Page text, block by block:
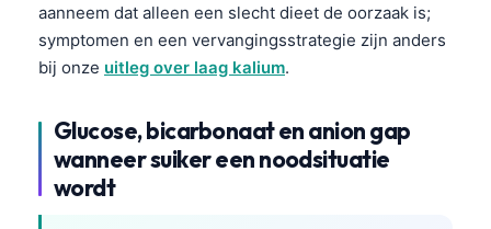
aanneem dat alleen een slecht dieet de oorzaak is;
symptomen en een vervangingsstrategie zijn anders
bij onze uitleg over laag kalium.
Glucose, bicarbonaat en anion gap
wanneer suiker een noodsituatie
wordt